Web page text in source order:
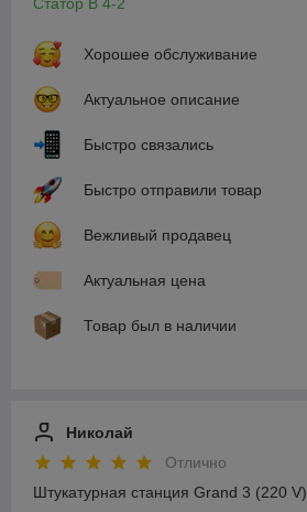
Хорошее обслуживание
Актуальное описание
Быстро связались
Быстро отправили товар
Вежливый продавец
Актуальная цена
Товар был в наличии
Николай
Отлично
Штукатурная станция Grand 3 (220 V)